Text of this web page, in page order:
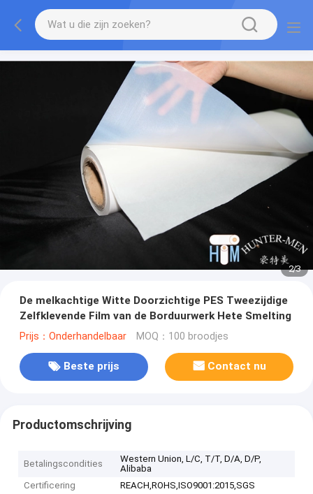
2/3
De melkachtige Witte Doorzichtige PES Tweezijdige
Zelfklevende Film van de Borduurwerk Hete Smelting
Prijs：Onderhandelbaar MOQ：100 broodjes
Beste prijs Contact nu
Productomschrijving
Betalingscondities
Western Union, L/C, T/T, D/A, D/P,
Alibaba
Certificering
REACH,ROHS,ISO9001:2015,SGS